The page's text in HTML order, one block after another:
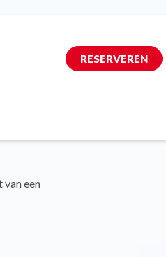
RESERVEREN
van een